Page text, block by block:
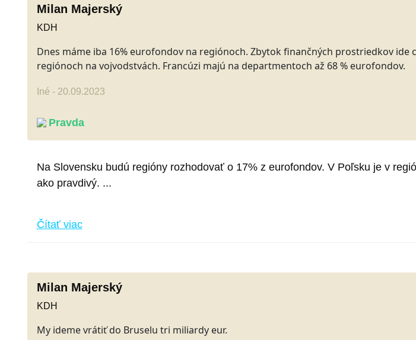
Milan Majerský
KDH
Dnes máme iba 16% eurofondov na regiónoch. Zbytok finančných prostriedkov ide
regiónoch na vojvodstvách. Francúzi majú na departmentoch až 68 % eurofondov.
Iné - 20.09.2023
Pravda
Na Slovensku budú regióny rozhodovať o 17% z eurofondov. V Poľsku je v
ako pravdivý. ...
Čítať viac
Milan Majerský
KDH
My ideme vrátiť do Bruselu tri miliardy eur.